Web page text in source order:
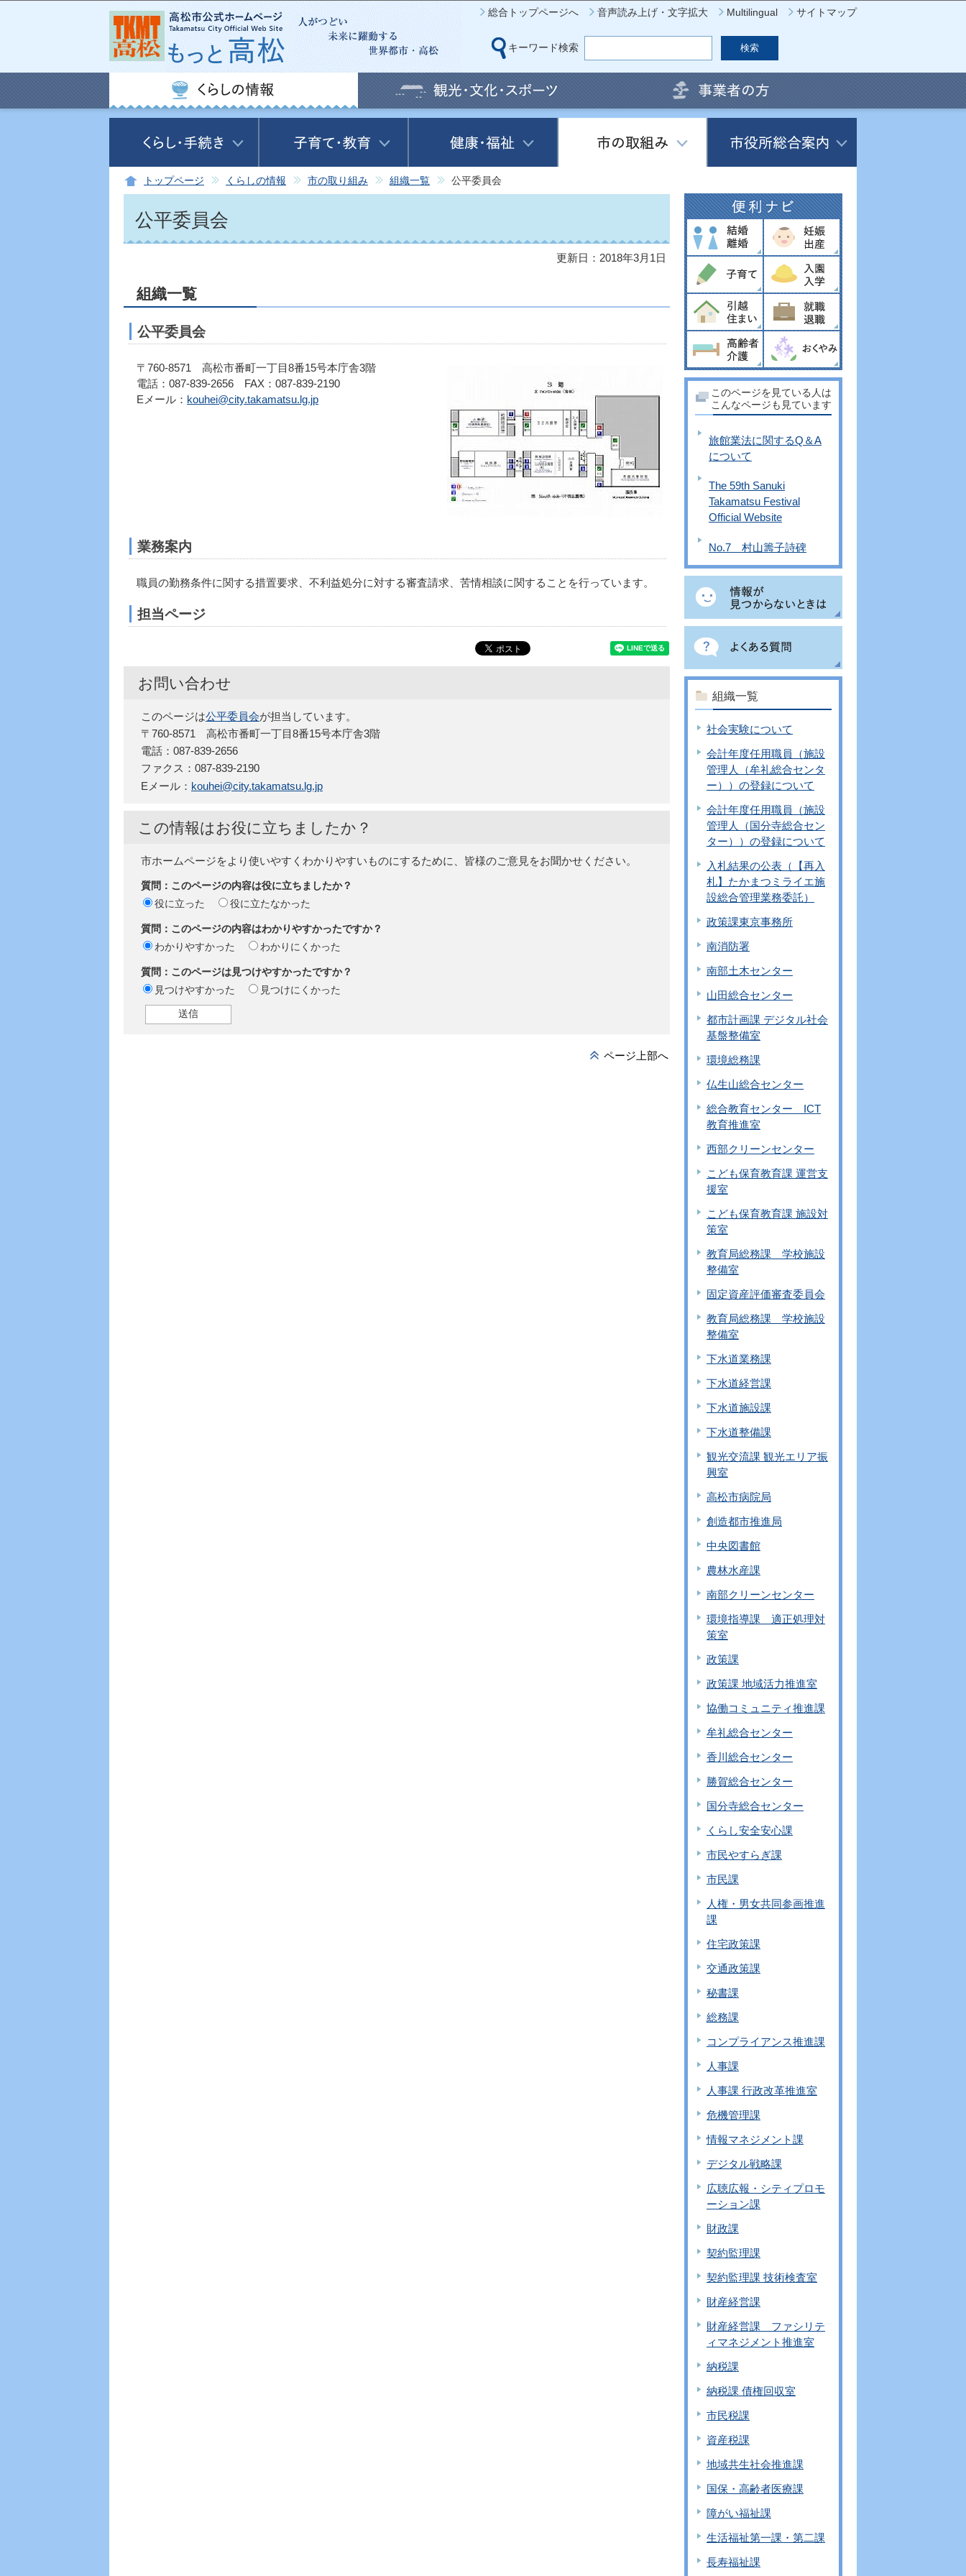
このページの本文へ移動
総合トップページへ 音声読み上げ・文字拡大 Multilingual サイトマップ
キーワード検索
トップページ くらしの情報 市の取り組み 組織一覧 公平委員会
公平委員会
更新日：2018年3月1日
組織一覧
公平委員会
〒760-8571 高松市番町一丁目8番15号本庁舎3階
電話：087-839-2656 FAX：087-839-2190
Eメール： kouhei@city.takamatsu.lg.jp
業務案内
職員の勤務条件に関する措置要求、不利益処分に対する審査請求、苦情相談に関することを行っています。
担当ページ
お問い合わせ
このページは公平委員会が担当しています。
〒760-8571 高松市番町一丁目8番15号本庁舎3階
電話：087-839-2656
ファクス：087-839-2190
Eメール： kouhei@city.takamatsu.lg.jp
この情報はお役に立ちましたか？
市ホームページをより使いやすくわかりやすいものにするために、皆様のご意見をお聞かせください。
質問：このページの内容は役に立ちましたか？
役に立った
役に立たなかった
質問：このページの内容はわかりやすかったですか？
わかりやすかった
わかりにくかった
質問：このページは見つけやすかったですか？
見つけやすかった
見つけにくかった
ページ上部へ
このページを見ている人は
こんなページも見ています
旅館業法に関するQ＆A
について
The 59th Sanuki
Takamatsu Festival
Official Website
No.7 村山籌子詩碑
組織一覧
社会実験について
会計年度任用職員（施設
管理人（牟礼総合センタ
ー））の登録について
会計年度任用職員（施設
管理人（国分寺総合セン
ター））の登録について
入札結果の公表（【再入
札】たかまつミライエ施
設総合管理業務委託）
政策課東京事務所
南消防署
南部土木センター
山田総合センター
都市計画課 デジタル社会
基盤整備室
環境総務課
仏生山総合センター
総合教育センター ICT
教育推進室
西部クリーンセンター
こども保育教育課 運営支
援室
こども保育教育課 施設対
策室
教育局総務課 学校施設
整備室
固定資産評価審査委員会
教育局総務課 学校施設
整備室
下水道業務課
下水道経営課
下水道施設課
下水道整備課
観光交流課 観光エリア振
興室
高松市病院局
創造都市推進局
中央図書館
農林水産課
南部クリーンセンター
環境指導課 適正処理対
策室
政策課
政策課 地域活力推進室
協働コミュニティ推進課
牟礼総合センター
香川総合センター
勝賀総合センター
国分寺総合センター
くらし安全安心課
市民やすらぎ課
市民課
人権・男女共同参画推進
課
住宅政策課
交通政策課
秘書課
総務課
コンプライアンス推進課
人事課
人事課 行政改革推進室
危機管理課
情報マネジメント課
デジタル戦略課
広聴広報・シティプロモ
ーション課
財政課
契約監理課
契約監理課 技術検査室
財産経営課
財産経営課 ファシリテ
ィマネジメント推進室
納税課
納税課 債権回収室
市民税課
資産税課
地域共生社会推進課
国保・高齢者医療課
障がい福祉課
生活福祉第一課・第二課
長寿福祉課